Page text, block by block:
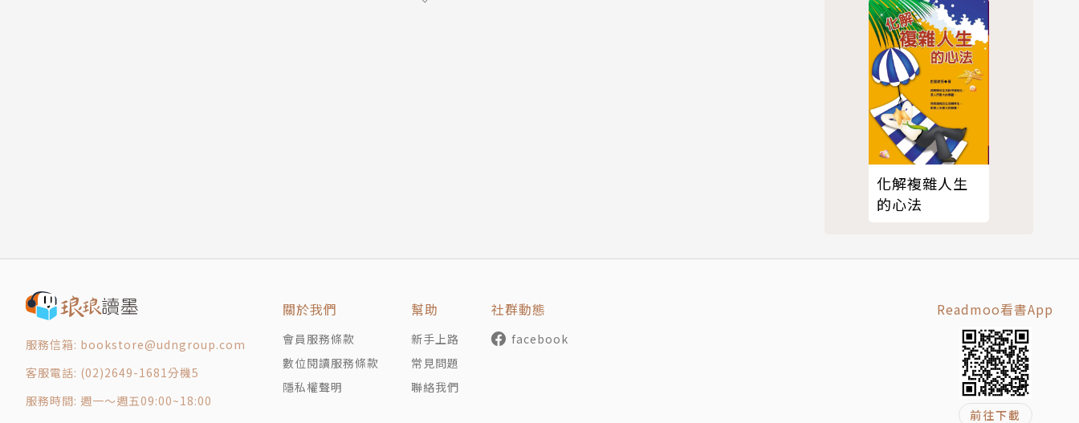
太多之人的建議》（Stress-related Illness: Advice for People who Give Too Much）、《酗酒問題：重新思考你與
勞》（Beating Insomnia: Without Really Trying）、《非良人：如何處理不健全的關係（Toxic People: Dealing wi
譯者簡介
選擇性血清素回收抑制劑
抗精神病藥物
情緒穩定劑
藥草類藥品
電痙攣治療
化解複雜人生
的心法
服務信箱: bookstore@udngroup.com
客服電話: (02)2649-1681分機5
服務時間: 週一～週五09:00~18:00
關於我們
會員服務條款
數位閱讀服務條款
隱私權聲明
幫助
新手上路
常見問題
聯絡我們
社群動態
facebook
Readmoo看書App
前往下載